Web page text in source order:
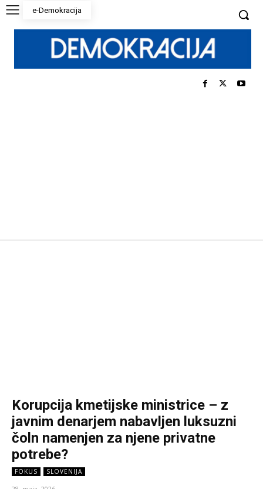
e-Demokracija
Korupcija kmetijske ministrice – z
javnim denarjem nabavljen luksuzni
čoln namenjen za njene privatne
potrebe?
FOKUS SLOVENIJA